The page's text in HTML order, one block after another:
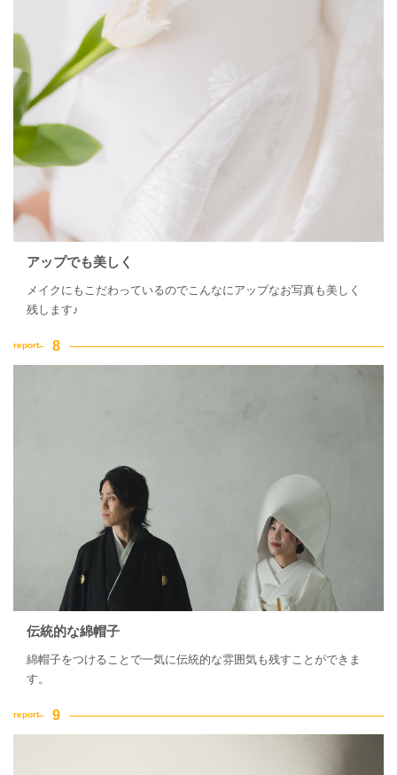
アップでも美しく
メイクにもこだわっているのでこんなにアップなお写真も美しく
残します♪
伝統的な綿帽子
綿帽子をつけることで一気に伝統的な雰囲気も残すことができま
す。